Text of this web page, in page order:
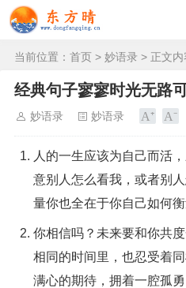
当前位置： 首页 > 妙语录 > 正文内
经典句子寥寥时光无路
妙语录 妙语录
人的一生应该为自己而活
意别人怎么看我，或者别
量你也全在于你自己如何
你相信吗？未来要和你共
相同的时间里，也忍受着
满心的期待，拥着一腔孤